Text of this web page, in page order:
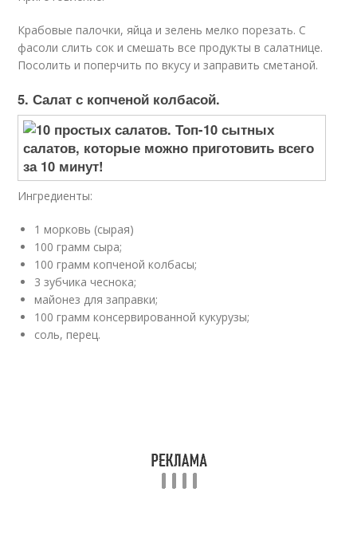
Крабовые палочки, яйца и зелень мелко порезать. С
фасоли слить сок и смешать все продукты в салатнице.
Посолить и поперчить по вкусу и заправить сметаной.
5. Салат с копченой колбасой.
Ингредиенты:
1 морковь (сырая)
100 грамм сыра;
100 грамм копченой колбасы;
3 зубчика чеснока;
майонез для заправки;
100 грамм консервированной кукурузы;
соль, перец.